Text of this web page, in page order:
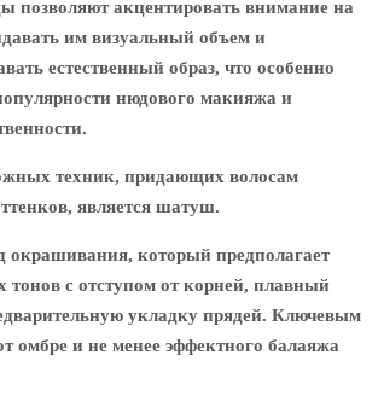
позволяют акцентировать внимание на
им визуальный объем и
естественный образ, что особенно
нюдового макияжа и
техник, придающих волосам
является шатуш.
который предполагает
тонов с отступом от корней, плавный
укладку прядей. Ключевым
омбре и не менее эффектного балаяжа